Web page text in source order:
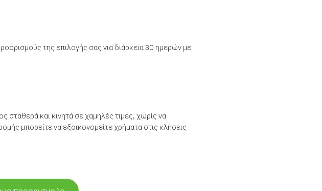
της επιλογής σας για διάρκεια 30 ημερών με
και κινητά σε χαμηλές τιμές, χωρίς να
μπορείτε να εξοικονομείτε χρήματα στις κλήσεις